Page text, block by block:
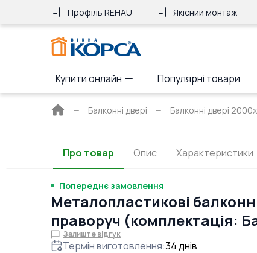
Профіль REHAU Якісний монтаж
Купити онлайн Популярні товари
Головна
Балконні двері Балконні двері
Про товар Опис Характеристики
Попереднє замовлення
Металопластикові
праворуч (комплектація:
Залиште відгук
Термін виготовлення:34днів